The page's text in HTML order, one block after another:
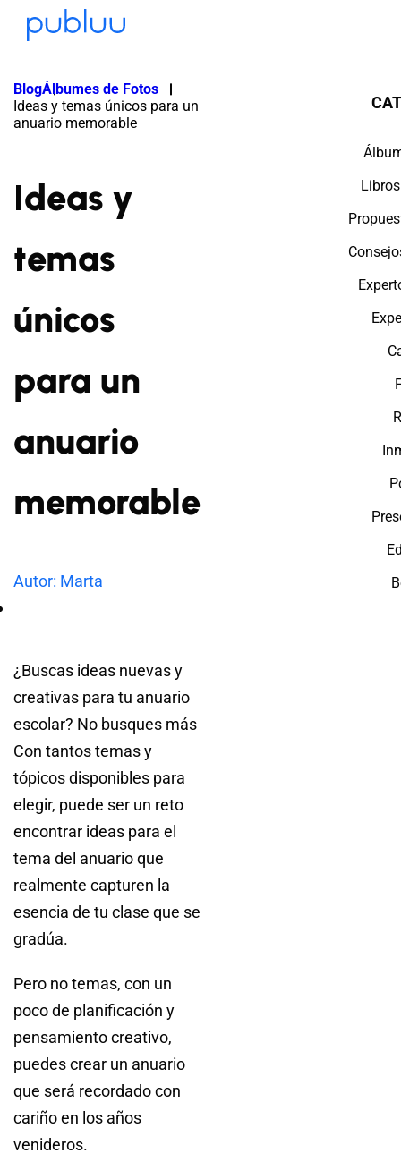
BlogÁlbumes de Fotos
Ideas y temas únicos para un
anuario memorable
Ideas y
temas
únicos
para un
anuario
memorable
Autor: Marta
¿Buscas ideas nuevas y
creativas para tu anuario
escolar? No busques más
Con tantos temas y
tópicos disponibles para
elegir, puede ser un reto
encontrar ideas para el
tema del anuario que
realmente capturen la
esencia de tu clase que se
gradúa.
Pero no temas, con un
poco de planificación y
pensamiento creativo,
puedes crear un anuario
que será recordado con
cariño en los años
venideros.